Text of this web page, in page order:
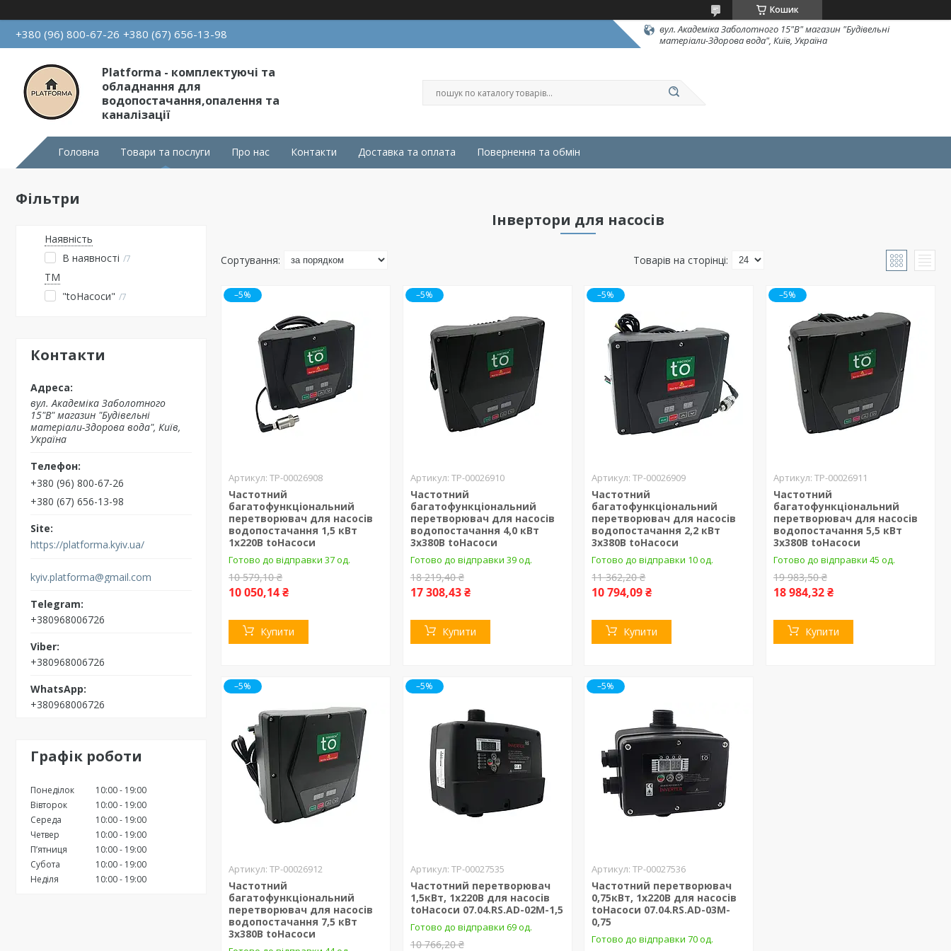
Кошик
+380 (96) 800-67-26 +380 (67) 656-13-98
вул. Академіка Заболотного 15"В" магазин "Будівельні
матеріали-Здорова вода", Київ, Україна
Platforma - комплектуючі та
обладнання для
водопостачання,опалення та
каналізації
Головна Товари та послуги Про нас Контакти Доставка та оплата Повернення та обмін
Фільтри
Наявність
В наявності 7
ТМ
"toНасоси" 7
Контакти
вул. Академіка Заболотного
15"В" магазин "Будівельні
матеріали-Здорова вода", Київ,
Україна
+380 (96) 800-67-26
+380 (67) 656-13-98
https://platforma.kyiv.ua/
kyiv.platforma@gmail.com
+380968006726
+380968006726
+380968006726
Графік роботи
Понеділок 10:00
19:00
Вівторок
10:00
19:00
Середа
10:00
19:00
Четвер
10:00
19:00
Пʼятниця
10:00
19:00
Субота
10:00
19:00
Неділя
10:00 19:00
Інвертори для насосів
–5%
ТР-00026908
Частотний
багатофункціональний
перетворювач для насосів
водопостачання 1,5 кВт
1х220В toHacocи
Готово до відправки 37 од.
10 579,10 ₴
10 050,14 ₴
Купити
–5%
ТР-00026910
Частотний
багатофункціональний
перетворювач для насосів
водопостачання 4,0 кВт
3х380В toHacocи
Готово до відправки 39 од.
18 219,40 ₴
17 308,43 ₴
Купити
–5%
ТР-00026909
Частотний
багатофункціональний
перетворювач для насосів
водопостачання 2,2 кВт
3х380В toHacocи
Готово до відправки 10 од.
11 362,20 ₴
10 794,09 ₴
Купити
–5%
ТР-00026911
Частотний
багатофункціональний
перетворювач для насосів
водопостачання 5,5 кВт
3х380В toHacocи
Готово до відправки 45 од.
19 983,50 ₴
18 984,32 ₴
Купити
–5%
ТР-00026912
Частотний
багатофункціональний
перетворювач для насосів
водопостачання 7,5 кВт
3х380В toHacocи
–5%
ТР-00027535
Частотний перетворювач
1,5кВт, 1х220В для насосів
toHacocи 07.04.RS.AD-02M-1,5
Готово до відправки 69 од.
10 766,20 ₴
–5%
ТР-00027536
Частотний перетворювач
0,75кВт, 1х220В для насосів
toHacocи 07.04.RS.AD-03M-
0,75
Готово до відправки 70 од.